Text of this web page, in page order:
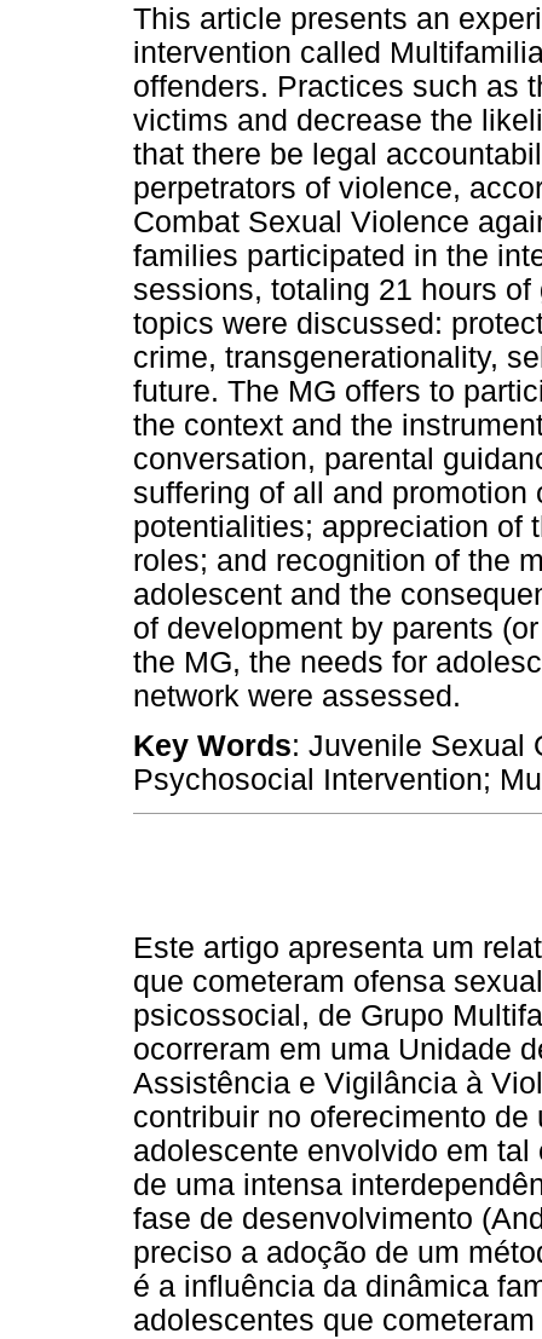
This article presents an
intervention called
offenders. Practices such as
victims and decrease the
that there be legal
perpetrators of violence,
Combat Sexual Violence
families participated in the
sessions, totaling 21 hours
topics were discussed:
crime, transgenerationality,
future. The MG offers to
the context and the
conversation, parental
suffering of all and
potentialities; appreciation of
roles; and recognition of the
adolescent and the
of development by parents
the MG, the needs for
network were assessed.
Key Words: Juvenile Sexual
Psychosocial Intervention;
Este artigo apresenta um
que cometeram ofensa
psicossocial, de Grupo
ocorreram em uma Unidade
Assistência e Vigilância à
contribuir no oferecimento
adolescente envolvido em
de uma intensa
fase de desenvolvimento
preciso a adoção de um
é a influência da dinâmica
adolescentes que